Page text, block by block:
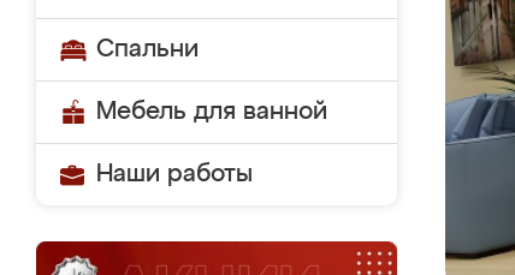
Спальни
Мебель для ванной
Наши работы